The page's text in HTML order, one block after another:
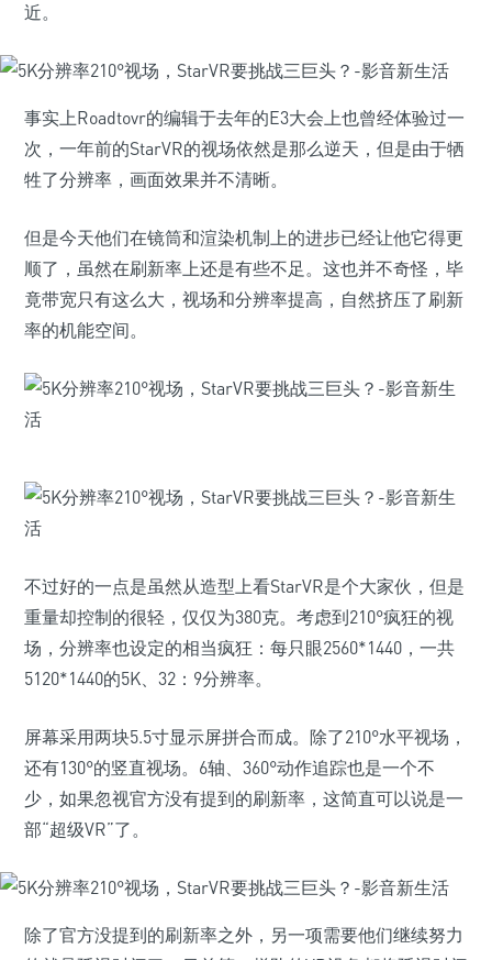
近。
事实上Roadtovr的编辑于去年的E3大会上也曾经体验过一
次，一年前的StarVR的视场依然是那么逆天，但是由于牺
牲了分辨率，画面效果并不清晰。
但是今天他们在镜筒和渲染机制上的进步已经让他它得更
顺了，虽然在刷新率上还是有些不足。这也并不奇怪，毕
竟带宽只有这么大，视场和分辨率提高，自然挤压了刷新
率的机能空间。
不过好的一点是虽然从造型上看StarVR是个大家伙，但是
重量却控制的很轻，仅仅为380克。考虑到210°疯狂的视
场，分辨率也设定的相当疯狂：每只眼2560*1440，一共
5120*1440的5K、32：9分辨率。
屏幕采用两块5.5寸显示屏拼合而成。除了210°水平视场，
还有130°的竖直视场。6轴、360°动作追踪也是一个不
少，如果忽视官方没有提到的刷新率，这简直可以说是一
部“超级VR”了。
除了官方没提到的刷新率之外，另一项需要他们继续努力